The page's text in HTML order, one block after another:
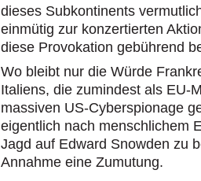
dieses Subkontinents
einmütig zur konzertierten
diese Provokation gebührend
Wo bleibt nur die Würde
Italiens, die zumindest als EU-
massiven US-Cyberspionage
eigentlich nach menschlichem
Jagd auf Edward Snowden zu
Annahme eine Zumutung.